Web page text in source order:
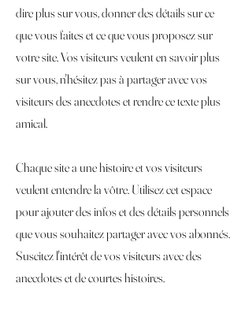
dire plus sur vous, donner des détails sur ce
que vous faites et ce que vous proposez sur
votre site. Vos visiteurs veulent en savoir plus
sur vous, n'hésitez pas à partager avec vos
visiteurs des anecdotes et rendre ce texte plus
amical.
Chaque site a une histoire et vos visiteurs
veulent entendre la vôtre. Utilisez cet espace
pour ajouter des infos et des détails personnels
que vous souhaitez partager avec vos abonnés.
Suscitez l'intérêt de vos visiteurs avec des
anecdotes et de courtes histoires. ​